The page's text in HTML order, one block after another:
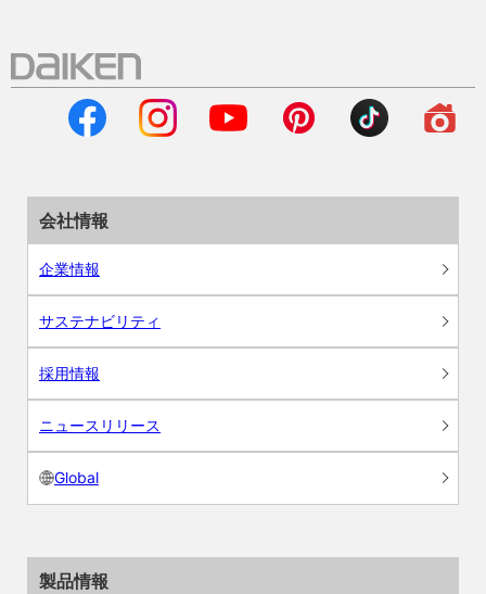
会社情報
企業情報
サステナビリティ
採用情報
ニュースリリース
Global
製品情報